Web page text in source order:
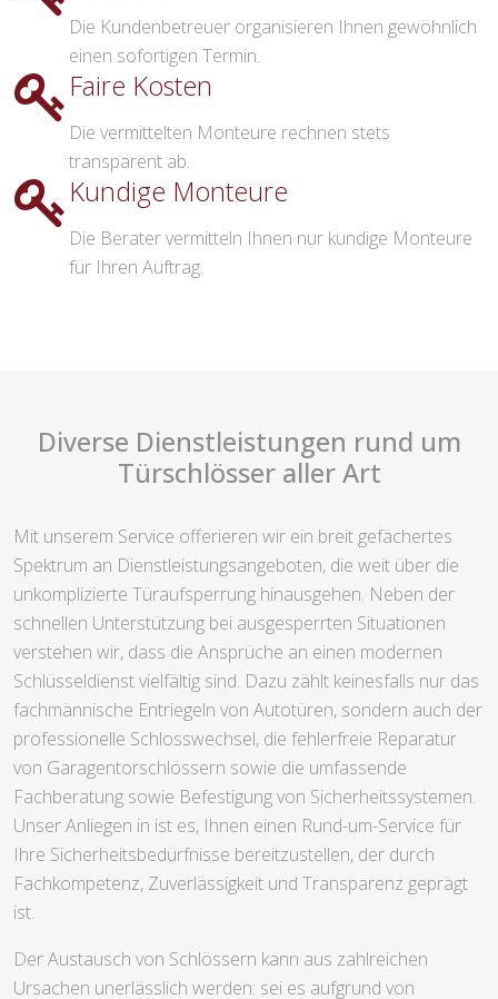
Die Kundenbetreuer organisieren Ihnen gewöhnlich
einen sofortigen Termin.
Faire Kosten
Die vermittelten Monteure rechnen stets
transparent ab.
Kundige Monteure
Die Berater vermitteln Ihnen nur kundige Monteure
für Ihren Auftrag.
Diverse Dienstleistungen rund um
Türschlösser aller Art
Mit unserem Service offerieren wir ein breit gefächertes
Spektrum an Dienstleistungsangeboten, die weit über die
unkomplizierte Türaufsperrung hinausgehen. Neben der
schnellen Unterstützung bei ausgesperrten Situationen
verstehen wir, dass die Ansprüche an einen modernen
Schlüsseldienst vielfältig sind. Dazu zählt keinesfalls nur das
fachmännische Entriegeln von Autotüren, sondern auch der
professionelle Schlosswechsel, die fehlerfreie Reparatur
von Garagentorschlössern sowie die umfassende
Fachberatung sowie Befestigung von Sicherheitssystemen.
Unser Anliegen in ist es, Ihnen einen Rund-um-Service für
Ihre Sicherheitsbedürfnisse bereitzustellen, der durch
Fachkompetenz, Zuverlässigkeit und Transparenz geprägt
ist.
Der Austausch von Schlössern kann aus zahlreichen
Ursachen unerlässlich werden: sei es aufgrund von